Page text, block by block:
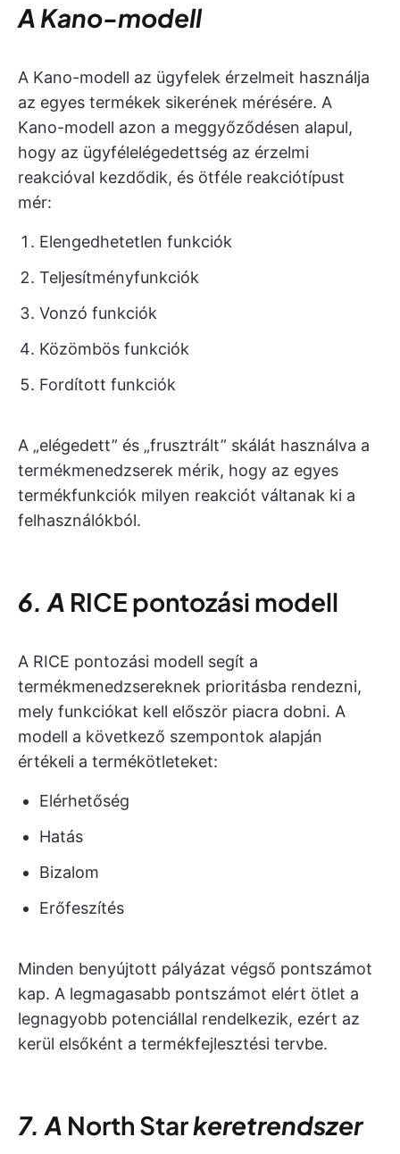
A Kano-modell
A Kano-modell az ügyfelek érzelmeit használja
az egyes termékek sikerének mérésére. A
Kano-modell azon a meggyőződésen alapul,
hogy az ügyfélelégedettség az érzelmi
reakcióval kezdődik, és ötféle reakciótípust
mér:
Elengedhetetlen funkciók
Teljesítményfunkciók
Vonzó funkciók
Közömbös funkciók
Fordított funkciók
A „elégedett” és „frusztrált” skálát használva a
termékmenedzserek mérik, hogy az egyes
termékfunkciók milyen reakciót váltanak ki a
felhasználókból.
6. A RICE pontozási modell
A RICE pontozási modell segít a
termékmenedzsereknek prioritásba rendezni,
mely funkciókat kell először piacra dobni. A
modell a következő szempontok alapján
értékeli a termékötleteket:
Elérhetőség
Hatás
Bizalom
Erőfeszítés
Minden benyújtott pályázat végső pontszámot
kap. A legmagasabb pontszámot elért ötlet a
legnagyobb potenciállal rendelkezik, ezért az
kerül elsőként a termékfejlesztési tervbe.
7. A North Starkeretrendszer